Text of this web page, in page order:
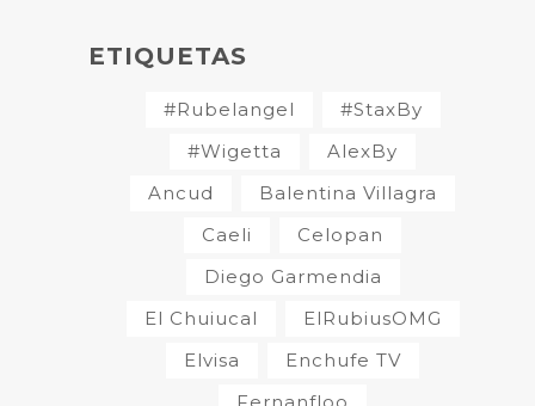
ETIQUETAS
#Rubelangel
#StaxBy
#Wigetta
AlexBy
Ancud
Balentina Villagra
Caeli
Celopan
Diego Garmendia
El Chuiucal
ElRubiusOMG
Elvisa
Enchufe TV